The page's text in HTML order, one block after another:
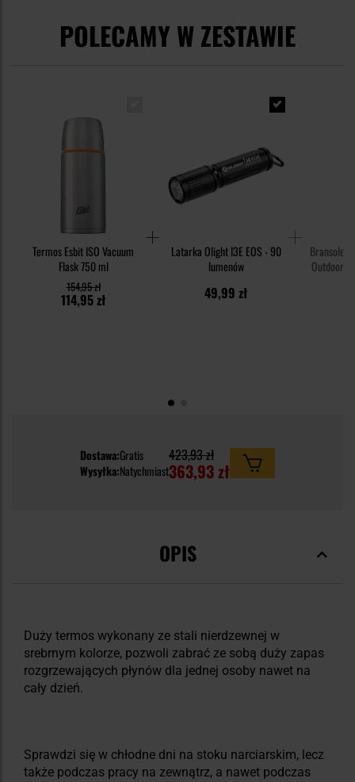
POLECAMY W ZESTAWIE
Termos Esbit ISO Vacuum
Flask 750 ml
114,95 zł
154,95 zł
Latarka Olight I3E EOS - 90
lumenów
49,99 zł
Outdoor z
Dostawa:Gratis
Wysyłka:Natychmiast
423,93 zł
363,93 zł
OPIS
Duży termos wykonany ze stali nierdzewnej w
srebrnym kolorze, pozwoli zabrać ze sobą duży zapas
rozgrzewających płynów dla jednej osoby nawet na
cały dzień.
Sprawdzi się w chłodne dni na stoku narciarskim, lecz
także podczas pracy na zewnątrz, a nawet podczas